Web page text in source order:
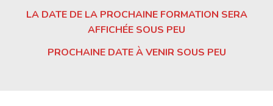
LA DATE DE LA PROCHAINE FORMATION SERA
AFFICHÉE SOUS PEU
PROCHAINE DATE À VENIR SOUS PEU